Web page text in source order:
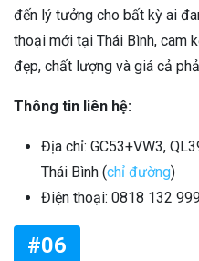
đến lý tưởng cho bất kỳ ai
thoại mới tại Thái Bình, cam
đẹp, chất lượng và giá cả
Thông tin liên hệ:
Địa chỉ: GC53+VW3,
Thái Bình (chỉ đường)
Điện thoại: 0818 132
#06